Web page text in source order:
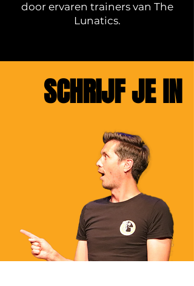
door ervaren trainers van The
Lunatics.
SCHRIJF JE IN